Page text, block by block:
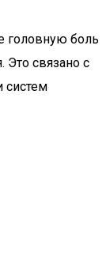
головную боль
Это связано с
систем